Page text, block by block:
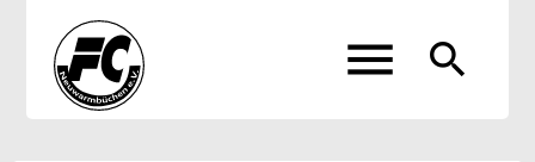
menu search